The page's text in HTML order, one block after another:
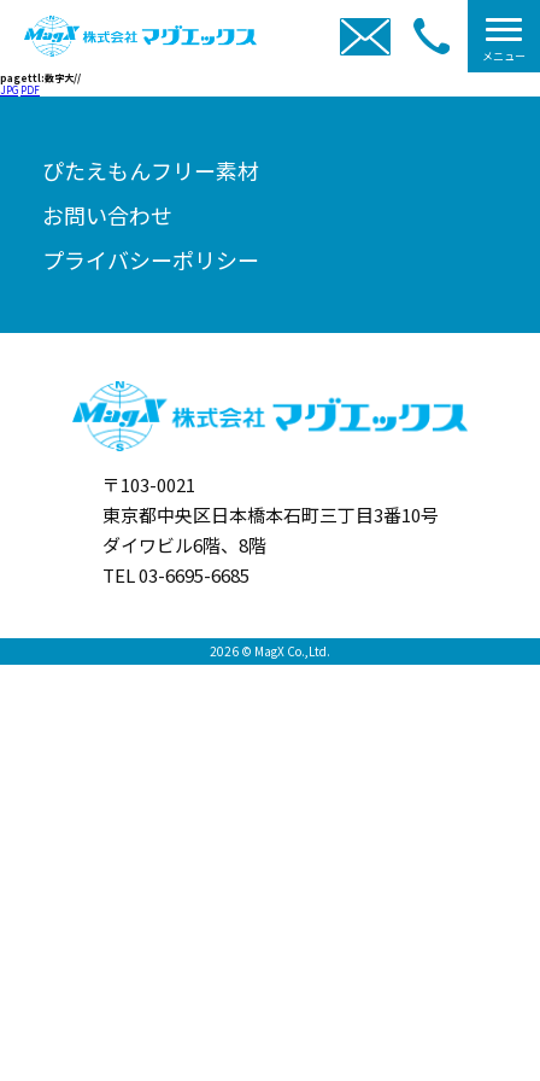
メニュー
pagettl:数字大//
JPG PDF
ぴたえもんフリー素材
お問い合わせ
プライバシーポリシー
〒103-0021
東京都中央区日本橋本石町三丁目3番10号
ダイワビル6階、8階
TEL 03-6695-6685
2026 © MagX Co.,Ltd.